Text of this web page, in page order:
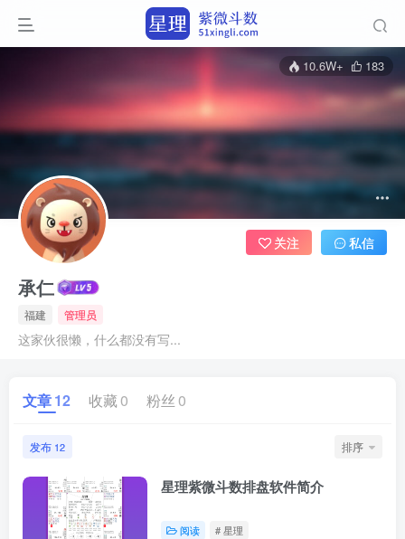
10.6W+ 183
承仁
福建 管理员
这家伙很懒，什么都没有写...
关注 私信
文章12 收藏 0 粉丝 0
发布 12 排序
星理紫微斗数排盘软件简介
阅读 # 星理